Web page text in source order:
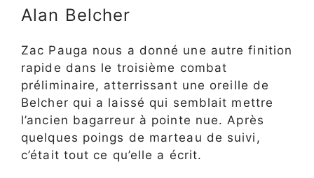
Alan Belcher
Zac Pauga nous a donné une autre finition
rapide dans le troisième combat
préliminaire, atterrissant une oreille de
Belcher qui a laissé qui semblait mettre
l’ancien bagarreur à pointe nue. Après
quelques poings de marteau de suivi,
c’était tout ce qu’elle a écrit.